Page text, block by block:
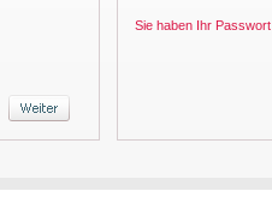
Sie haben Ihr